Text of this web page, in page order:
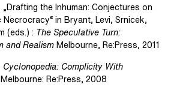
the Inhuman: Conjectures on
in Bryant, Levi, Srnicek,
(eds.) : The Speculative Turn:
and RealismMelbourne, Re:Press, 2011
Cyclonopedia: Complicity With
Re:Press, 2008